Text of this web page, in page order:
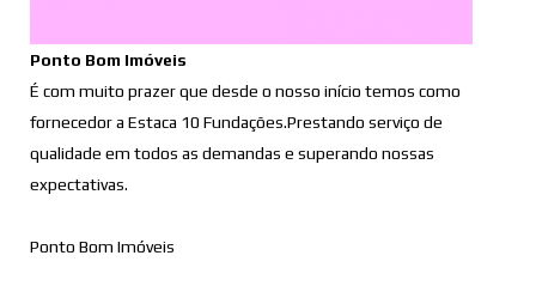
Ponto Bom Imóveis
É com muito prazer que desde o nosso início temos como
fornecedor a Estaca 10 Fundações.Prestando serviço de
qualidade em todos as demandas e superando nossas
expectativas.
Ponto Bom Imóveis